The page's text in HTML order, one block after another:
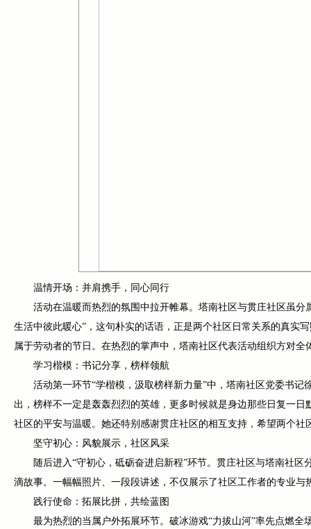
温情开场：并肩携手，同心同行
活动在温暖而热烈的氛围中拉开帷幕。塔南社区与贯庄社区虽
生活中彼此暖心”，这句朴实的话语，正是两个社区日常关系的真实
属于劳动者的节日。在热烈的掌声中，塔南社区代表活动组织方对
学习楷模：书记分享，榜样领航
活动第一环节“学楷模，汲取榜样新力量”中，塔南社区党委书
出，榜样不一定是轰轰烈烈的英雄，更多时候就是身边那些日复一
社区的平安与温暖。她还特别感谢贯庄社区的相互支持，希望两个
坚守初心：风貌展示，社区风采
随后进入“守初心，砥砺奋进启新程”环节。贯庄社区与塔南社
滴故事。一幅幅照片、一段段讲述，不仅展示了社区工作者的专业
践行使命：拓展比拼，共绘蓝图
最为热烈的当属户外拓展环节。破冰游戏“力拔山河”率先点燃